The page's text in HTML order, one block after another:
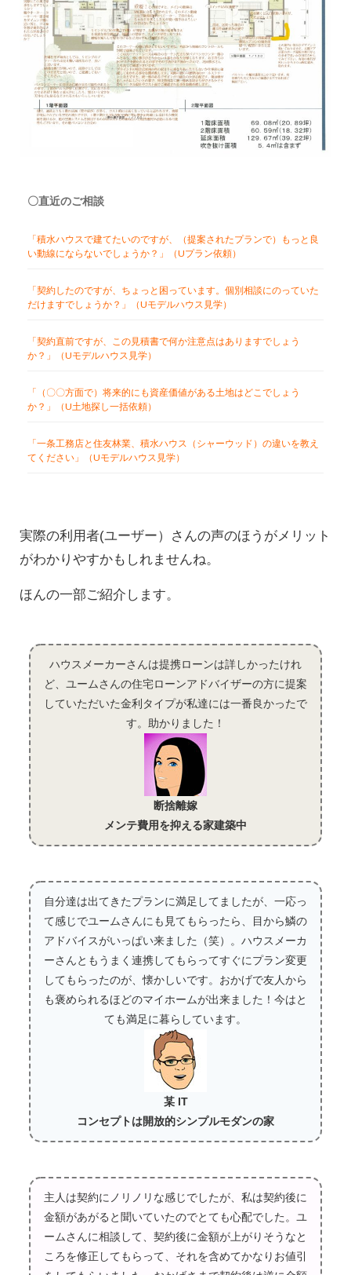
〇直近のご相談
「積水ハウスで建てたいのですが、（提案されたプランで）もっと良
い動線にならないでしょうか？」（Uプラン依頼）
「契約したのですが、ちょっと困っています。個別相談にのっていた
だけますでしょうか？」（Uモデルハウス見学）
「契約直前ですが、この見積書で何か注意点はありますでしょう
か？」（Uモデルハウス見学）
「（〇〇方面で）将来的にも資産価値がある土地はどこでしょう
か？」（U土地探し一括依頼）
「一条工務店と住友林業、積水ハウス（シャーウッド）の違いを教え
てください」（Uモデルハウス見学）
実際の利用者(ユーザー）さんの声のほうがメリット
がわかりやすかもしれませんね。
ほんの一部ご紹介します。
ハウスメーカーさんは提携ローンは詳しかったけれ
ど、ユームさんの住宅ローンアドバイザーの方に提案
していただいた金利タイプが私達には一番良かったで
す。助かりました！
断捨離嫁
メンテ費用を抑える家建築中
自分達は出てきたプランに満足してましたが、一応っ
て感じでユームさんにも見てもらったら、目から鱗の
アドバイスがいっぱい来ました（笑）。ハウスメーカ
ーさんともうまく連携してもらってすぐにプラン変更
してもらったのが、懐かしいです。おかげで友人から
も褒められるほどのマイホームが出来ました！今はと
ても満足に暮らしています。
某 IT
コンセプトは開放的シンプルモダンの家
主人は契約にノリノリな感じでしたが、私は契約後に
金額があがると聞いていたのでとても心配でした。ユ
ームさんに相談して、契約後に金額が上がりそうなと
ころを修正してもらって、それを含めてかなりお値引